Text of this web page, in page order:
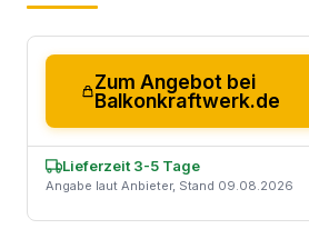
Zum Angebot bei
Balkonkraftwerk.de
Lieferzeit 3-5 Tage
Angabe laut Anbieter, Stand 09.08.2026